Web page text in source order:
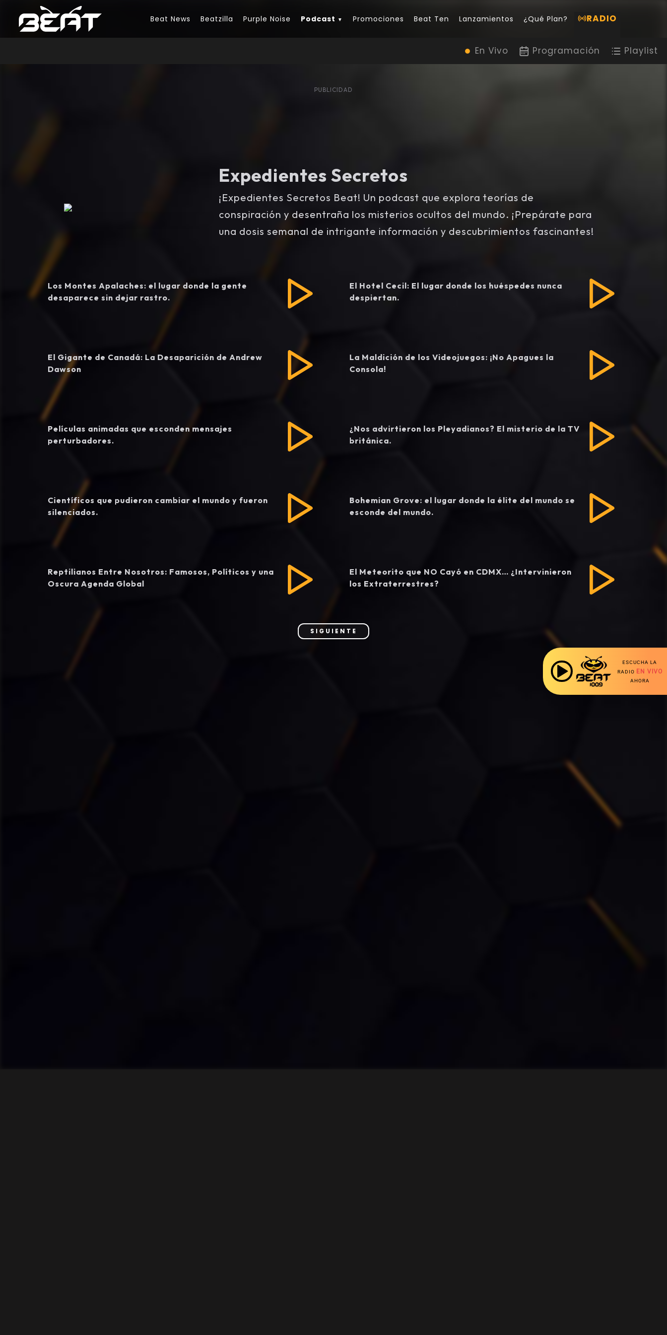
Beat News Beatzilla Purple Noise Podcast Promociones Beat Ten Lanzamientos ¿Qué Plan? RADIO
En Vivo Programación Playlist
PUBLICIDAD
Expedientes Secretos
¡Expedientes Secretos Beat! Un podcast que explora teorías de
conspiración y desentraña los misterios ocultos del mundo. ¡Prepárate para
una dosis semanal de intrigante información y descubrimientos fascinantes!
Los Montes Apalaches: el lugar donde la gente
desaparece sin dejar rastro.
El Hotel Cecil: El lugar donde los huéspedes nunca
despiertan.
El Gigante de Canadá: La Desaparición de Andrew
Dawson
La Maldición de los Videojuegos: ¡No Apagues la
Consola!
Películas animadas que esconden mensajes
perturbadores.
¿Nos advirtieron los Pleyadianos? El misterio de la TV
británica.
Científicos que pudieron cambiar el mundo y fueron
silenciados.
Bohemian Grove: el lugar donde la élite del mundo se
esconde del mundo.
Reptilianos Entre Nosotros: Famosos, Políticos y una
Oscura Agenda Global
El Meteorito que NO Cayó en CDMX… ¿Intervinieron
los Extraterrestres?
SIGUIENTE
ESCUCHA LA
RADIO EN VIVO
AHORA